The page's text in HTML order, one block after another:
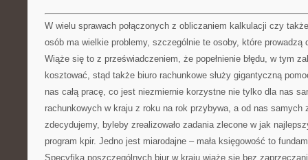
W wielu sprawach połączonych z obliczaniem kalkulacji czy
osób ma wielkie problemy, szczególnie te osoby, które prowadzą
Wiąże się to z przeświadczeniem, że popełnienie błędu, w tym
kosztować, stąd także biuro rachunkowe służy gigantyczną
nas całą pracę, co jest niezmiernie korzystne nie tylko dla nas
rachunkowych w kraju z roku na rok przybywa, a od nas samych
zdecydujemy, byleby zrealizowało zadania zlecone w jak
program kpir. Jedno jest miarodajne – mała księgowość to
Specyfika poszczególnych biur w kraju wiąże się bez